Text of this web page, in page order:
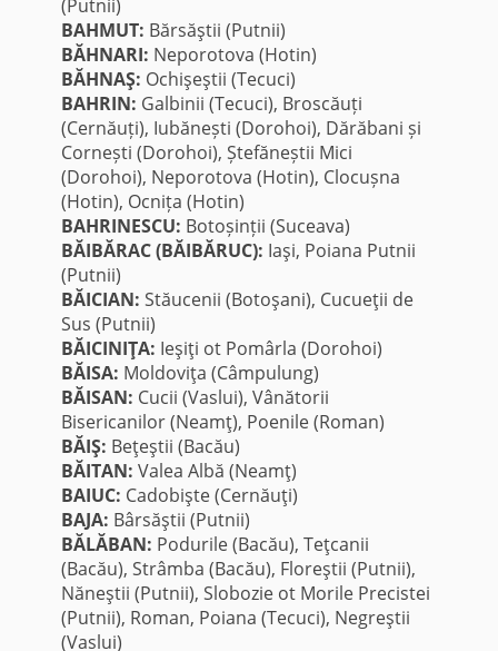
(Putnii)
BAHMUT: Bărsăştii (Putnii)
BĂHNARI: Neporotova (Hotin)
BĂHNAŞ: Ochişeştii (Tecuci)
BAHRIN: Galbinii (Tecuci), Broscăuți
(Cernăuți), Iubănești (Dorohoi), Dărăbani și
Cornești (Dorohoi), Ștefăneștii Mici
(Dorohoi), Neporotova (Hotin), Clocușna
(Hotin), Ocnița (Hotin)
BAHRINESCU: Botoșinții (Suceava)
BĂIBĂRAC (BĂIBĂRUC): Iaşi, Poiana Putnii
(Putnii)
BĂICIAN: Stăucenii (Botoşani), Cucueţii de
Sus (Putnii)
BĂICINIŢA: Ieşiţi ot Pomârla (Dorohoi)
BĂISA: Moldoviţa (Câmpulung)
BĂISAN: Cucii (Vaslui), Vânătorii
Bisericanilor (Neamţ), Poenile (Roman)
BĂIŞ: Beţeştii (Bacău)
BĂITAN: Valea Albă (Neamţ)
BAIUC: Cadobişte (Cernăuţi)
BAJA: Bârsăştii (Putnii)
BĂLĂBAN: Podurile (Bacău), Teţcanii
(Bacău), Strâmba (Bacău), Floreştii (Putnii),
Năneştii (Putnii), Slobozie ot Morile Precistei
(Putnii), Roman, Poiana (Tecuci), Negreştii
(Vaslui)